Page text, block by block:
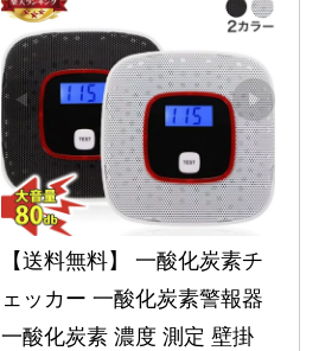
【送料無料】 一酸化炭素チ
ェッカー 一酸化炭素警報器
一酸化炭素 濃度 測定 壁掛